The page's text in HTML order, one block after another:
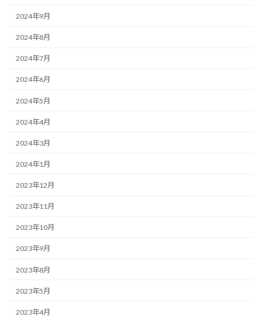
2024年9月
2024年8月
2024年7月
2024年6月
2024年5月
2024年4月
2024年3月
2024年1月
2023年12月
2023年11月
2023年10月
2023年9月
2023年8月
2023年5月
2023年4月